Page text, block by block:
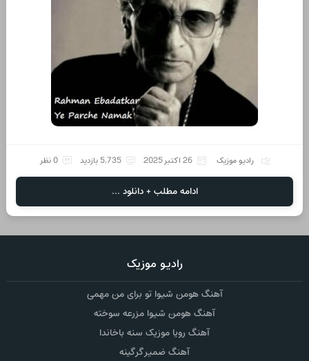
رادیو موزیک 26 اکتبر 2025 5,735 بازدید 0 نظر
ادامه مطلب + دانلود ...
رادیو موزیک
آهنگ هومن شیوا تو برای من مهمی
آهنگ هومن شیوا مزرعه سوخته
آهنگ رویا موزیک سنه باخاندا
آهنگ ضمیر گرگینه